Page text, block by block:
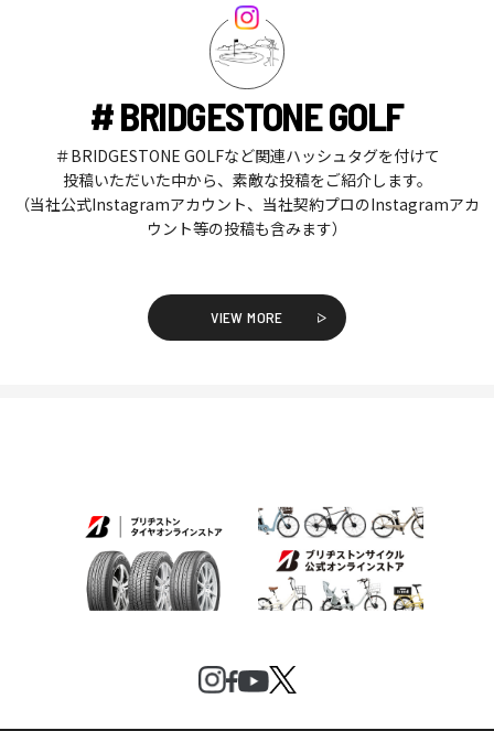
# BRIDGESTONE GOLF
＃BRIDGESTONE GOLFなど関連ハッシュタグを付けて
投稿いただいた中から、素敵な投稿をご紹介します。
（当社公式Instagramアカウント、当社契約プロのInstagramアカ
ウント等の投稿も含みます）
VIEW MORE